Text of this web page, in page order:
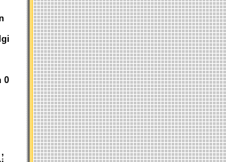
0